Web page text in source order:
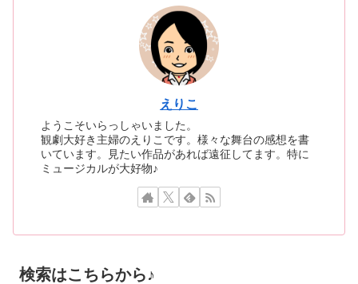
えりこ
ようこそいらっしゃいました。
観劇大好き主婦のえりこです。様々な舞台の感想を書
いています。見たい作品があれば遠征してます。特に
ミュージカルが大好物♪
検索はこちらから♪